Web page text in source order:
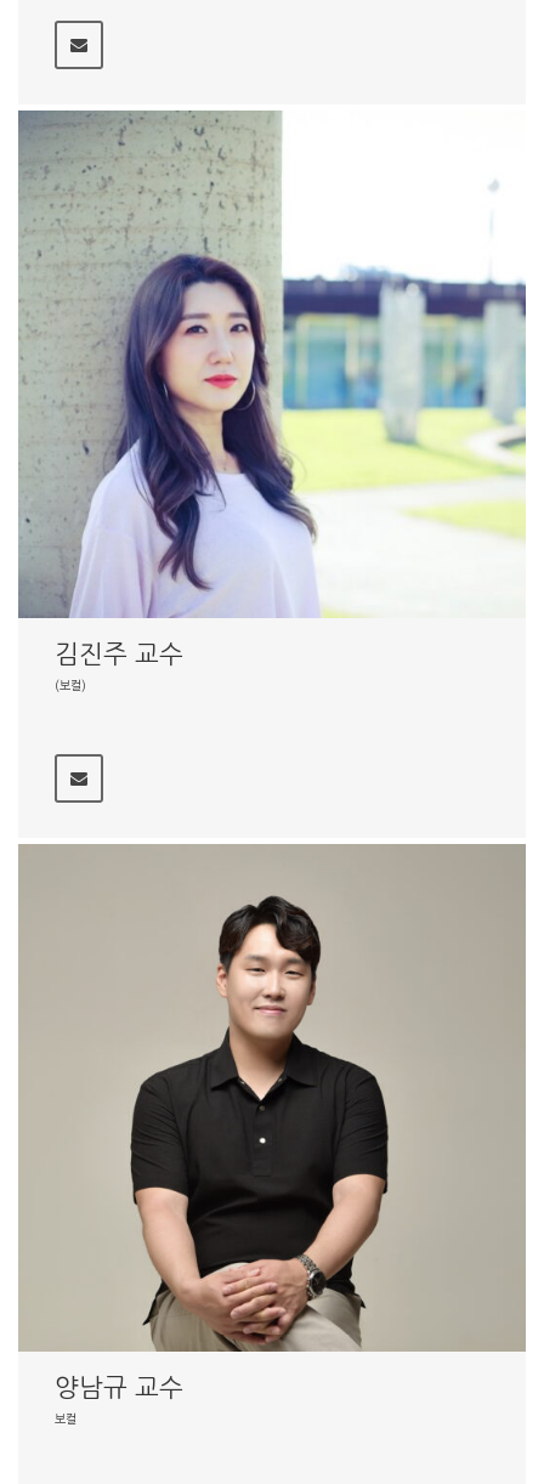
김진주 교수
(보컬)
양남규 교수
보컬